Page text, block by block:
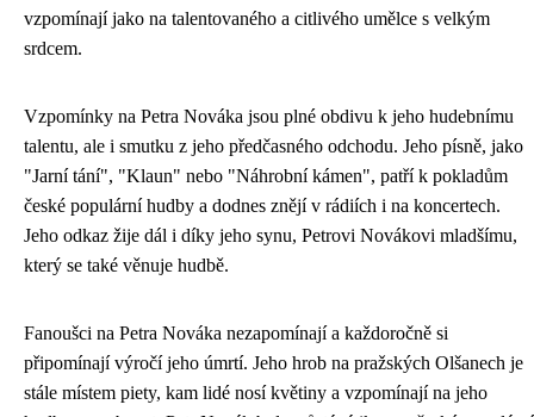
vzpomínají jako na talentovaného a citlivého umělce s velkým
srdcem.
Vzpomínky na Petra Nováka jsou plné obdivu k jeho hudebnímu
talentu, ale i smutku z jeho předčasného odchodu. Jeho písně, jako
"Jarní tání", "Klaun" nebo "Náhrobní kámen", patří k pokladům
české populární hudby a dodnes znějí v rádiích i na koncertech.
Jeho odkaz žije dál i díky jeho synu, Petrovi Novákovi mladšímu,
který se také věnuje hudbě.
Fanoušci na Petra Nováka nezapomínají a každoročně si
připomínají výročí jeho úmrtí. Jeho hrob na pražských Olšanech je
stále místem piety, kam lidé nosí květiny a vzpomínají na jeho